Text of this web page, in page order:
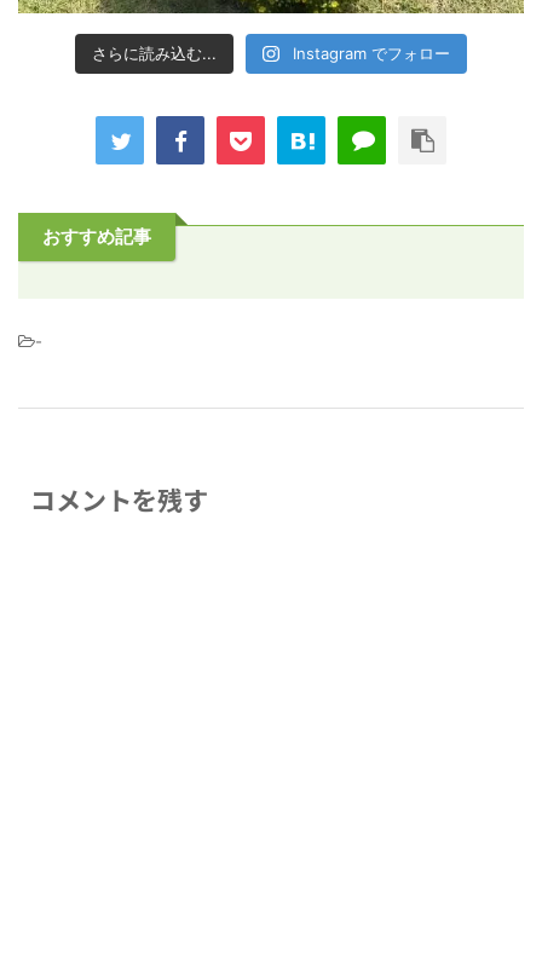
さらに読み込む... Instagram でフォロー
おすすめ記事
-
コメントを残す